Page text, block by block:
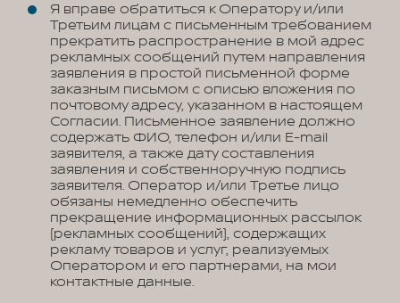
Я вправе обратиться к Оператору и/или
Третьим лицам с письменным требованием
прекратить распространение в мой адрес
рекламных сообщений путем направления
заявления в простой письменной форме
заказным письмом с описью вложения по
почтовому адресу, указанном в настоящем
Согласии. Письменное заявление должно
содержать ФИО, телефон и/или E-mail
заявителя, а также дату составления
заявления и собственноручную подпись
заявителя. Оператор и/или Третье лицо
обязаны немедленно обеспечить
прекращение информационных рассылок
(рекламных сообщений), содержащих
рекламу товаров и услуг, реализуемых
Оператором и его партнерами, на мои
контактные данные.